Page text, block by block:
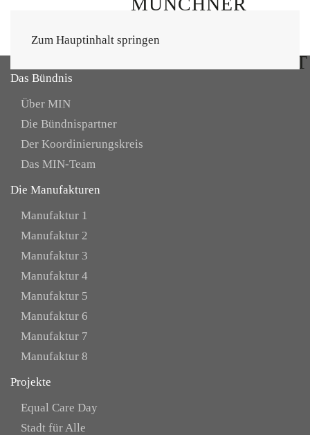
Zum Hauptinhalt springen
Das Bündnis
Über MIN
Die Bündnispartner
Der Koordinierungskreis
Das MIN-Team
Die Manufakturen
Manufaktur 1
Manufaktur 2
Manufaktur 3
Manufaktur 4
Manufaktur 5
Manufaktur 6
Manufaktur 7
Manufaktur 8
Projekte
Equal Care Day
Stadt für Alle